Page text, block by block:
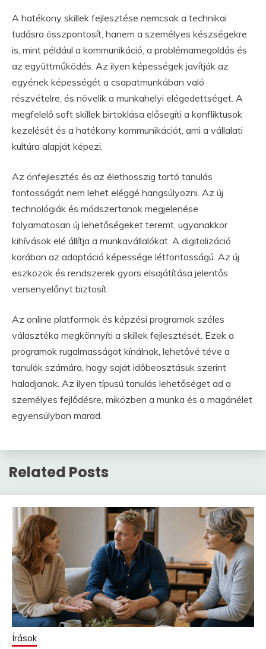
A hatékony skillek fejlesztése nemcsak a technikai
tudásra összpontosít, hanem a személyes készségekre
is, mint például a kommunikáció, a problémamegoldás és
az együttműködés. Az ilyen képességek javítják az
egyének képességét a csapatmunkában való
részvételre, és növelik a munkahelyi elégedettséget. A
megfelelő soft skillek birtoklása elősegíti a konfliktusok
kezelését és a hatékony kommunikációt, ami a vállalati
kultúra alapját képezi.
Az önfejlesztés és az élethosszig tartó tanulás
fontosságát nem lehet eléggé hangsúlyozni. Az új
technológiák és módszertanok megjelenése
folyamatosan új lehetőségeket teremt, ugyanakkor
kihívások elé állítja a munkavállalókat. A digitalizáció
korában az adaptáció képessége létfontosságú. Az új
eszközök és rendszerek gyors elsajátítása jelentős
versenyelőnyt biztosít.
Az online platformok és képzési programok széles
választéka megkönnyíti a skillek fejlesztését. Ezek a
programok rugalmasságot kínálnak, lehetővé téve a
tanulók számára, hogy saját időbeosztásuk szerint
haladjanak. Az ilyen típusú tanulás lehetőséget ad a
személyes fejlődésre, miközben a munka és a magánélet
egyensúlyban marad.
Related Posts
Írások